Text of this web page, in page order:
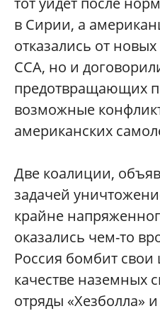
в Сирии, а
отказались от
ССА, но и
предотвращающих
возможные
американских
Две коалиции,
задачей
крайне
оказались чем-то
Россия бомбит свои
качестве наземных
отряды «Хезболла»